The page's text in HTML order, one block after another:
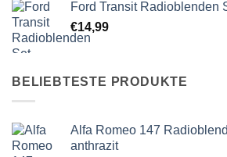
Ford Transit Radioblenden
€14,99
BELIEBTESTE PRODUKTE
Alfa Romeo 147
anthrazit